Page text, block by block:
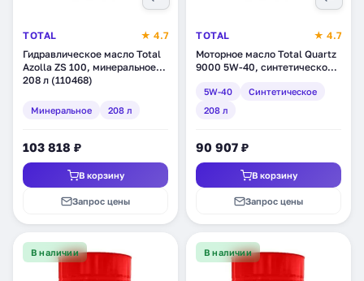
TOTAL
★ 4.7
Гидравлическое масло Total
Azolla ZS 100, минеральное,
208 л (110468)
Минеральное 208 л
103 818 ₽
В корзину
Запрос цены
TOTAL
★ 4.7
Моторное масло Total Quartz
9000 5W-40, синтетическое,
5W-40
Синтетическое
208 л
90 907 ₽
В корзину
Запрос цены
В наличии В наличии